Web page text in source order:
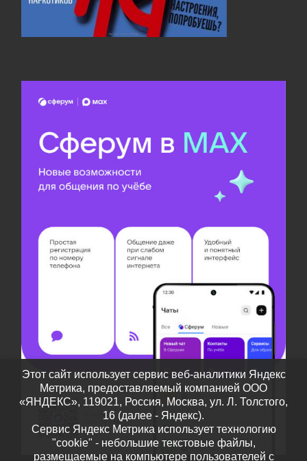
Этот сайт использует сервис веб-аналитики Яндекс
Метрика, предоставляемый компанией ООО
«ЯНДЕКС», 119021, Россия, Москва, ул. Л. Толстого,
16 (далее - Яндекс).
Сервис Яндекс Метрика использует технологию
"cookie" - небольшие текстовые файлы,
размещаемые на компьютере пользователей с